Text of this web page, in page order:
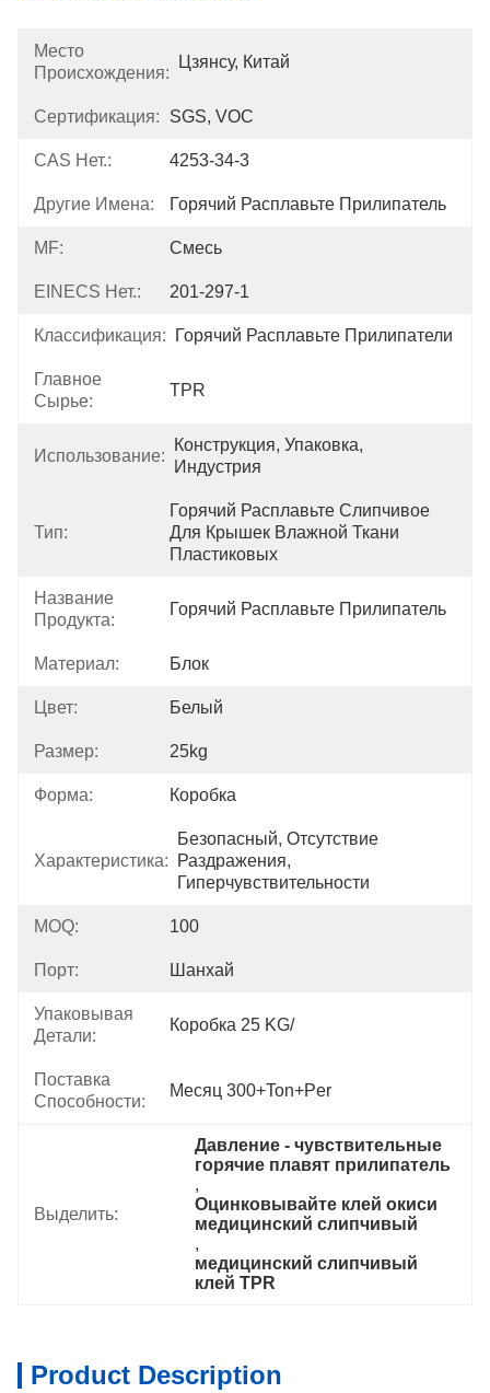
Место
Происхождения:
Цзянсу, Китай
Сертификация: SGS, VOC
CAS Нет.: 4253-34-3
Другие Имена: Горячий Расплавьте Прилипатель
MF: Смесь
EINECS Нет.: 201-297-1
Классификация: Горячий Расплавьте Прилипатели
Главное
Сырье:
TPR
Использование:
Конструкция, Упаковка,
Индустрия
Тип:
Горячий Расплавьте Слипчивое
Для Крышек Влажной Ткани
Пластиковых
Название
Продукта:
Горячий Расплавьте Прилипатель
Материал: Блок
Цвет: Белый
Размер: 25kg
Форма: Коробка
Характеристика:
Безопасный, Отсутствие
Раздражения,
Гиперчувствительности
MOQ: 100
Порт: Шанхай
Упаковывая
Детали:
Коробка 25 KG/
Поставка
Способности:
Месяц 300+Ton+per
Выделить:
Давление - чувствительные
горячие плавят прилипатель
,
Оцинковывайте клей окиси
медицинский слипчивый
,
медицинский слипчивый
клей TPR
Product Description